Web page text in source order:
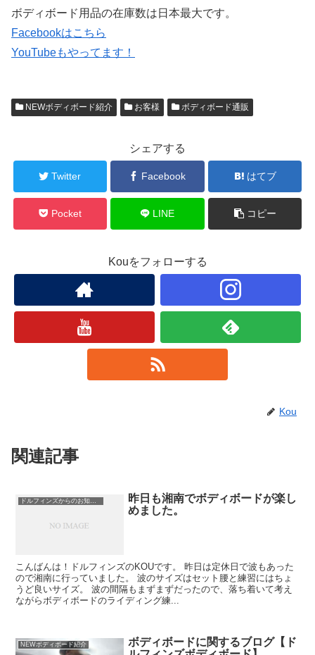
ボディボード用品の在庫数は日本最大です。
Facebookはこちら
YouTubeもやってます！
NEWボディボード紹介 お客様 ボディボード通販
シェアする
Twitter Facebook はてブ
Pocket LINE コピー
Kouをフォローする
Kou
関連記事
昨日も湘南でボディボードが楽し
めました。
こんばんは！ドルフィンズのKOUです。 昨日は定休日で波もあった
ので湘南に行っていました。 波のサイズはセット腰と練習にはちょ
うど良いサイズ。 波の間隔もまずまずだったので、落ち着いて考え
ながらボディボードのライディング練...
NEWボディボード紹介
ボディボードに関するブログ【ド